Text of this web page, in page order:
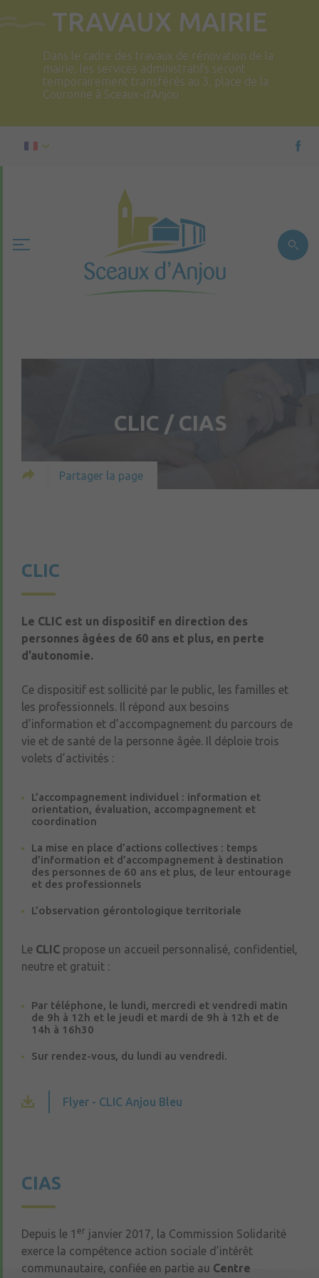
TRAVAUX MAIRIE
Dans le cadre des travaux de rénovation de la
mairie, les services administratifs seront
temporairement transférés au 3, place de la
Couronne à Sceaux-d’Anjou
CLIC / CIAS
Partager la page
CLIC
Le CLIC est un dispositif en direction des
personnes âgées de 60 ans et plus, en perte
d’autonomie.
Ce dispositif est sollicité par le public, les familles et
les professionnels. Il répond aux besoins
d’information et d’accompagnement du parcours de
vie et de santé de la personne âgée. Il déploie trois
volets d’activités :
L’accompagnement individuel : information et
orientation, évaluation, accompagnement et
coordination
La mise en place d’actions collectives : temps
d’information et d’accompagnement à destination
des personnes de 60 ans et plus, de leur entourage
et des professionnels
L’observation gérontologique territoriale
Le CLIC propose un accueil personnalisé, confidentiel,
neutre et gratuit :
Par téléphone, le lundi, mercredi et vendredi matin
de 9h à 12h et le jeudi et mardi de 9h à 12h et de
14h à 16h30
Sur rendez-vous, du lundi au vendredi.
Flyer - CLIC Anjou Bleu
CIAS
Depuis le 1 er janvier 2017, la Commission Solidarité
exerce la compétence action sociale d’intérêt
communautaire, confiée en partie au Centre